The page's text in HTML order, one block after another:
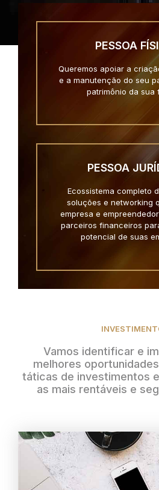
PESSOA
Queremos apoiar a
e a manutenção do seu
patrimônio da sua
PESSOA
Ecossistema completo
soluções e networking
empresa e
parceiros financeiros
potencial de suas
Vamos identificar e
melhores
táticas de investimentos
as mais rentáveis e